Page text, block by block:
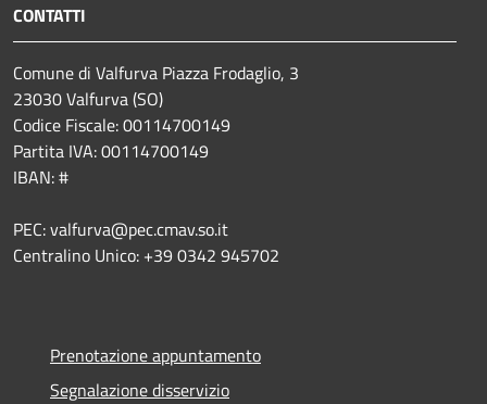
CONTATTI
Comune di Valfurva Piazza Frodaglio, 3
23030 Valfurva (SO)
Codice Fiscale: 00114700149
Partita IVA: 00114700149
IBAN: #
PEC: valfurva@pec.cmav.so.it
Centralino Unico: +39 0342 945702
Prenotazione appuntamento
Segnalazione disservizio